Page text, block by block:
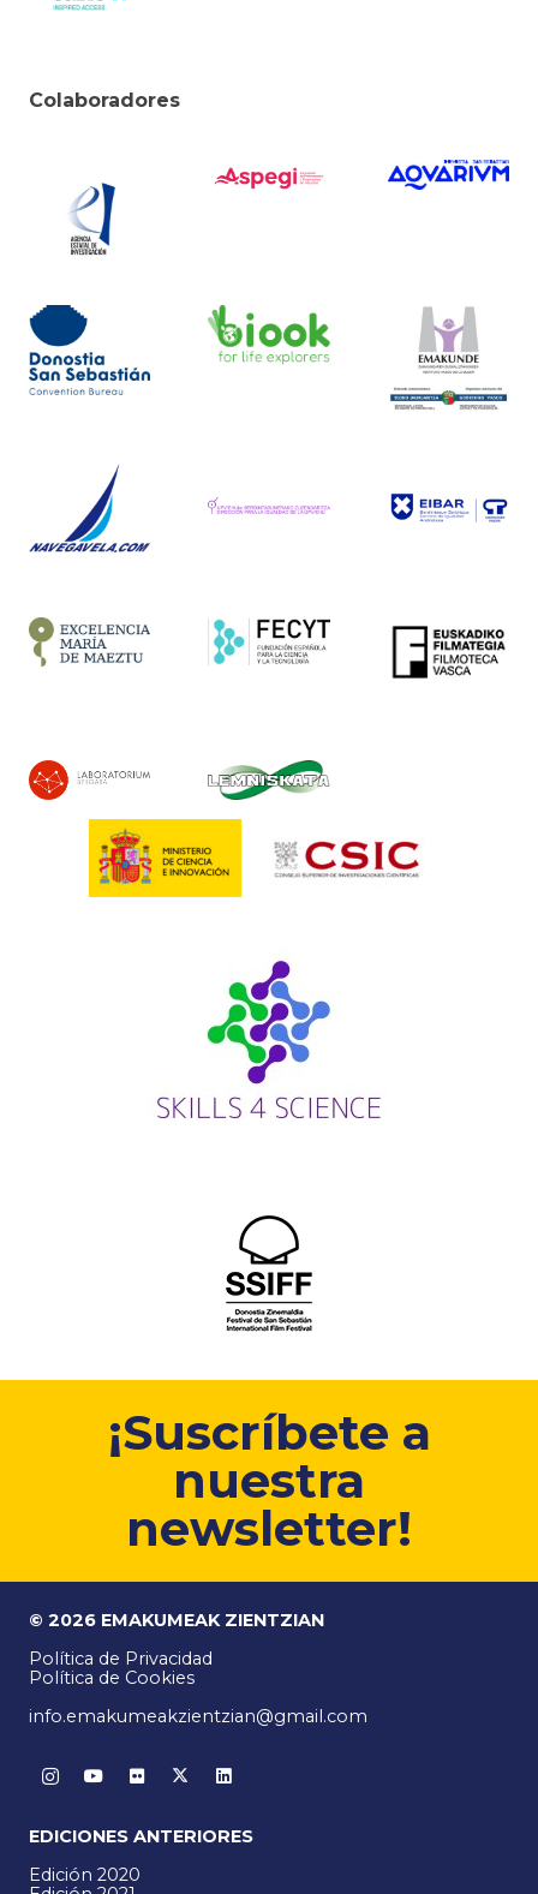
Colaboradores
¡Suscríbete a
nuestra
newsletter!
© 2026 EMAKUMEAK ZIENTZIAN
Política de Privacidad
Política de Cookies
info.emakumeakzientzian@gmail.com
EDICIONES ANTERIORES
Edición 2020